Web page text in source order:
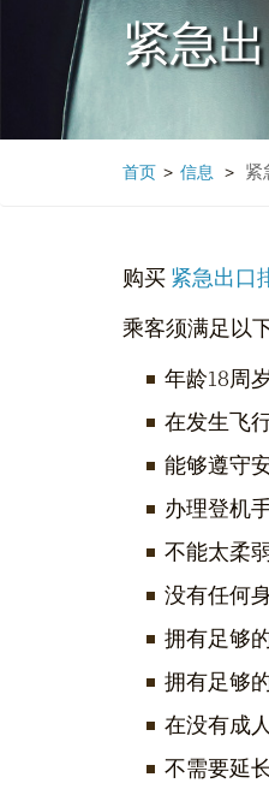
紧急
首页 > 信息 > 紧
购买 紧急出口
乘客须满足以
年龄18周
在发生飞
能够遵守
办理登机
不能太柔
没有任何
拥有足够
拥有足够
在没有成
不需要延